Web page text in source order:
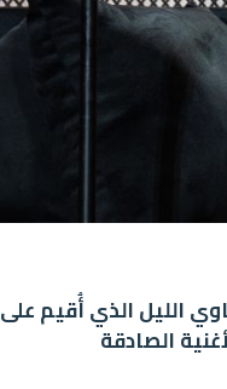
الليل الذي أُقيم على
الصادقة